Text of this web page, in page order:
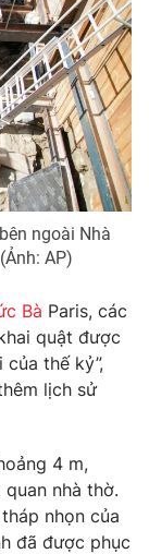
ngoài Nhà
AP)
Bà Paris, các
quật được
thế kỷ”,
lịch sử
4 m,
nhà thờ.
nhọn của
đã được phục